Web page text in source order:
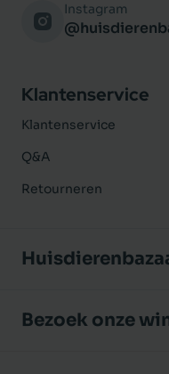
Instagram
Klantenservice
Klantenservice
Q&A
Retourneren
Bezoek onze